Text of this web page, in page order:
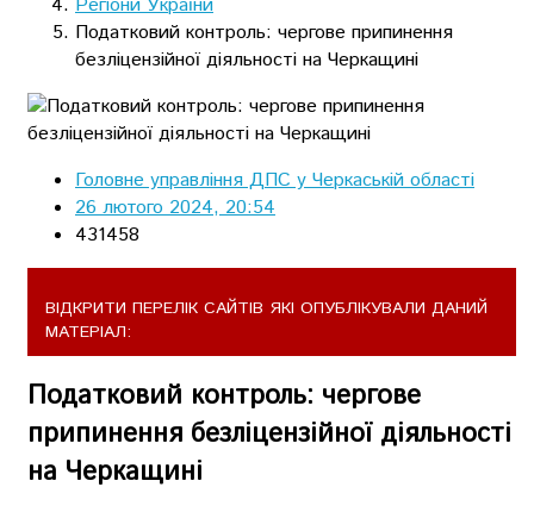
Податковий контроль: чергове припинення
безліцензійної діяльності на Черкащині
Головне управління ДПС у Черкаській області
26 лютого 2024, 20:54
431458
ВІДКРИТИ ПЕРЕЛІК САЙТІВ ЯКІ ОПУБЛІКУВАЛИ ДАНИЙ
МАТЕРІАЛ:
Податковий контроль: чергове
припинення безліцензійної діяльності
на Черкащині